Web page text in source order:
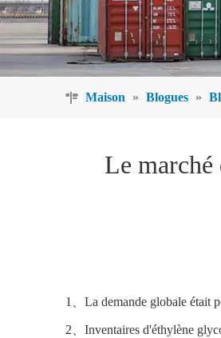
Maison » Blogues »
Le
1、La demande globale était
2、Inventaires d'éthylène